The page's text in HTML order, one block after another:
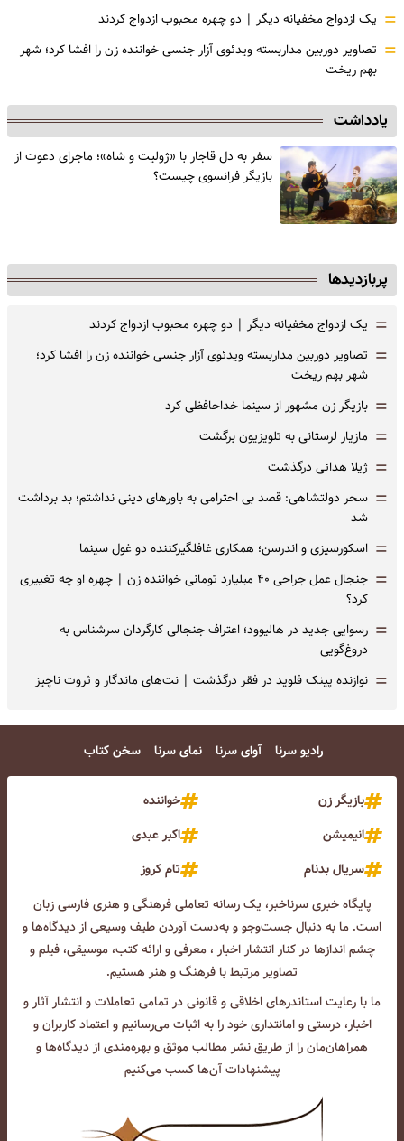
= یک ازدواج مخفیانه دیگر | دو چهره محبوب ازدواج کردند
= تصاویر دوربین مداربسته ویدئوی آزار جنسی خواننده زن را افشا کرد؛ شهر
بهم ریخت
یادداشت
سفر به دل قاجار با «ژولیت و شاه»؛ ماجرای دعوت از
‌بازیگر فرانسوی چیست؟
پربازدیدها
= یک ازدواج مخفیانه دیگر | دو چهره محبوب ازدواج کردند
= تصاویر دوربین مداربسته ویدئوی آزار جنسی خواننده زن را افشا کرد؛
شهر بهم ریخت
= بازیگر زن مشهور از سینما خداحافظی کرد
= مازیار لرستانی به تلویزیون برگشت
= ژیلا هدائی درگذشت
= سحر دولتشاهی: قصد بی احترامی به باورهای دینی نداشتم؛ بد برداشت
شد
= اسکورسیزی و اندرسن؛ همکاری غافلگیرکننده دو غول سینما
=
جنجال عمل جراحی ۴۰ میلیارد تومانی خواننده زن | چهره او چه تغییری
کرد؟
= رسوایی جدید در هالیوود؛ اعتراف جنجالی کارگردان سرشناس به
دروغ‌گویی
= نوازنده پینک فلوید در فقر درگذشت | نت‌های ماندگار و ثروت ناچیز
رادیو سرنا آوای سرنا نمای سرنا سخن کتاب
بازیگر زن
خواننده
انیمیشن
اکبر عبدی
سریال بدنام
تام کروز
پایگاه خبری سرناخبر، یک رسانه تعاملی فرهنگی و هنری فارسی زبان
است. ما به دنبال جست‌و‌جو و به‌دست آوردن طیف وسیعی از دیدگاه‌ها و
چشم انداز‌ها در کنار انتشار اخبار ، معرفی و ارائه کتب، موسیقی، فیلم و
تصاویر مرتبط با فرهنگ و هنر هستیم.
ما با رعایت استاندرهای اخلاقی و قانونی در تمامی تعاملات و انتشار آثار و
اخبار، درستی و امانتداری خود را به اثبات می‌رسانیم و اعتماد کاربران و
همراهان‌مان را از طریق نشر مطالب موثق و بهره‌مندی از دیدگاه‌ها و
پیشنهادات آن‌ها کسب می‌کنیم